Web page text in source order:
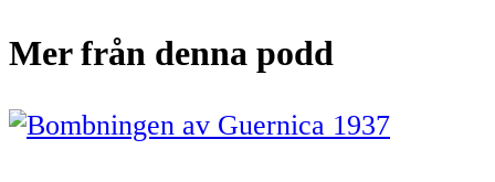
Mer från denna podd